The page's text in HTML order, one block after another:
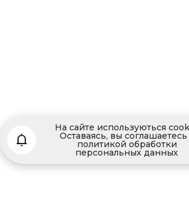
На сайте используються
Оставаясь, вы соглашаетесь
политикой обработки
персональных данных